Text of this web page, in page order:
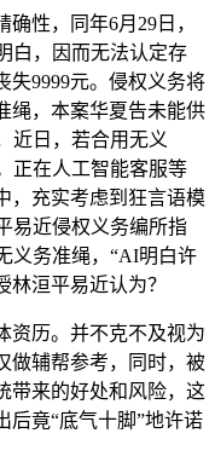
性，同年6月29日，
白，因而无法认定存
失9999元。侵权义务将
绳，本案华夏告未能供
近日，若合用无义
正在人工智能客服等
，充实考虑到狂言语模
易近侵权义务编所指
义务准绳，“AI明白许
洹平易近认为？
历。并不克不及视为
做辅帮参考，同时，被
带来的好处和风险，这
后竟“底气十脚”地许诺